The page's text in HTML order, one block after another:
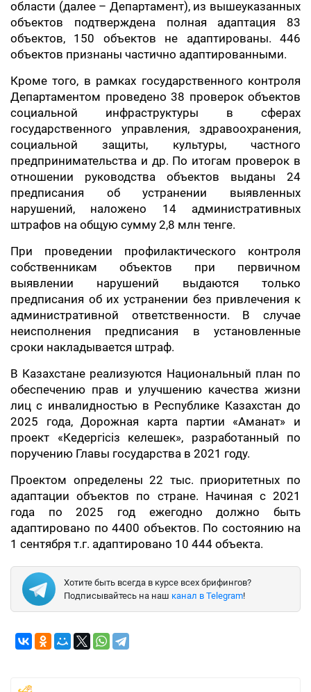
области (далее – Департамент), из вышеуказанных
объектов подтверждена полная адаптация 83
объектов, 150 объектов не адаптированы. 446
объектов признаны частично адаптированными.
Кроме того, в рамках государственного контроля
Департаментом проведено 38 проверок объектов
социальной инфраструктуры в сферах
государственного управления, здравоохранения,
социальной защиты, культуры, частного
предпринимательства и др. По итогам проверок в
отношении руководства объектов выданы 24
предписания об устранении выявленных
нарушений, наложено 14 административных
штрафов на общую сумму 2,8 млн тенге.
При проведении профилактического контроля
собственникам объектов при первичном
выявлении нарушений выдаются только
предписания об их устранении без привлечения к
административной ответственности. В случае
неисполнения предписания в установленные
сроки накладывается штраф.
В Казахстане реализуются Национальный план по
обеспечению прав и улучшению качества жизни
лиц с инвалидностью в Республике Казахстан до
2025 года, Дорожная карта партии «Аманат» и
проект «Кедергісіз келешек», разработанный по
поручению Главы государства в 2021 году.
Проектом определены 22 тыс. приоритетных по
адаптации объектов по стране. Начиная с 2021
года по 2025 год ежегодно должно быть
адаптировано по 4400 объектов. По состоянию на
1 сентября т.г. адаптировано 10 444 объекта.
Хотите быть всегда в курсе всех брифингов?
Подписывайтесь на наш канал в Telegram!